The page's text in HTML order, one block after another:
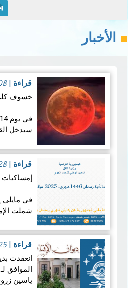
الأخبار
قراءة |
خسوف كلي
سيدخل
قراءة |
إمساكيات
شملت
إمساكيات
قراءة |
ياسين